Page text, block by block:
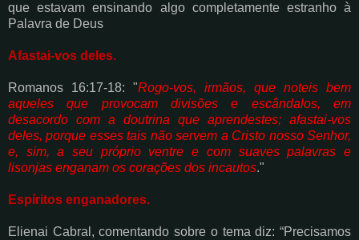
que estavam ensinando algo completamente estranho à
Palavra de Deus
Afastai-vos deles.
Romanos 16:17-18: "Rogo-vos, irmãos, que noteis bem
aqueles que provocam divisões e escândalos, em
desacordo com a doutrina que aprendestes; afastai-vos
deles, porque esses tais não servem a Cristo nosso Senhor,
e, sim, a seu próprio ventre e com suavespalavras e
lisonjas enganam os corações dos incautos."
Espíritos enganadores.
Elienai Cabral, comentando sobre o tema diz: “Precisamos